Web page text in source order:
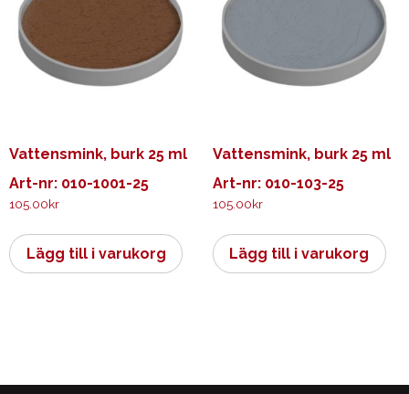
Vattensmink, burk 25 ml
Art-nr: 010-1001-25
105.00kr
Lägg till i varukorg
Vattensmink, burk 25 ml
Art-nr: 010-103-25
105.00kr
Lägg till i varukorg